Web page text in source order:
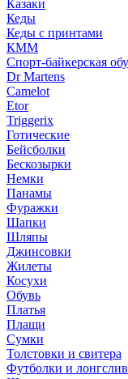
Казаки
Кеды
Кеды с принтами
КММ
Спорт-байкерская
Dr Martens
Camelot
Etor
Triggerix
Готические
Бейсболки
Бескозырки
Немки
Панамы
Фуражки
Шапки
Шляпы
Джинсовки
Жилеты
Косухи
Обувь
Платья
Плащи
Сумки
Толстовки и свитера
Футболки и